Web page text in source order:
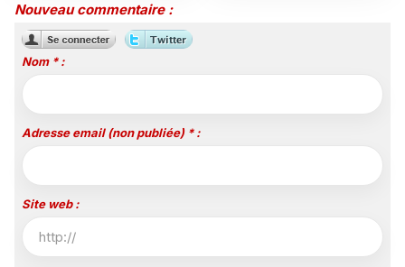
Nouveau commentaire :
Nom * :
Adresse email (non publiée) * :
Site web :